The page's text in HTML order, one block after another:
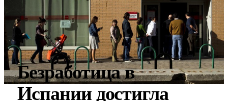
Безработица в
Испании достигла